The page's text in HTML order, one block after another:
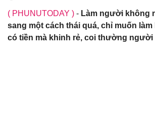
( PHUNUTODAY ) - Làm người không
sang một cách thái quá, chỉ muốn
có tiền mà khinh rẻ, coi thường người